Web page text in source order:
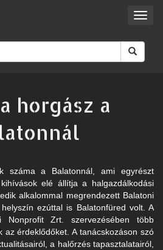
horgász a
száma a Balatonnál, ami egyrészt
elé állítja a halgazdálkodási
alkalommal megrendezett Balatoni
ezúttal is Balatonfüred volt. A
Nonprofit Zrt. szervezésében több
az érdeklődőket. A tanácskozáson szó
a halőrzés tapasztalatairól,